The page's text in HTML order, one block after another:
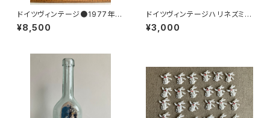
ドイツヴィンテージ●1977年ポ
ケットカレンダーKDT手帳未使
用DDR
¥8,500
ドイツヴィンテージハリネズミの
小皿b
¥3,000